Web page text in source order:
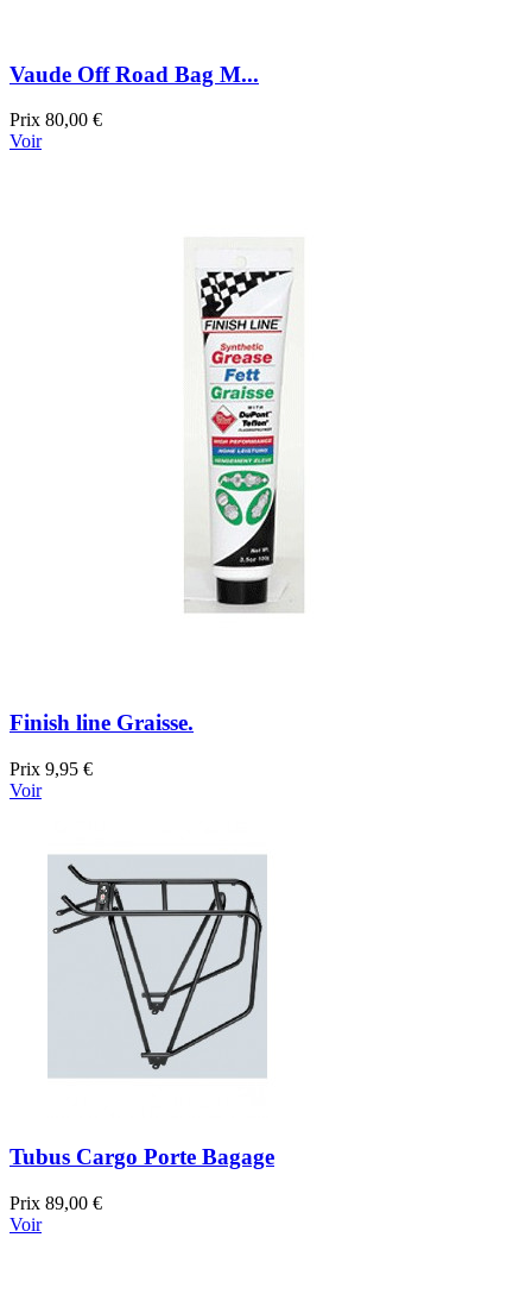
Vaude Off Road Bag M...
Prix 80,00 €
Voir
Finish line Graisse.
Prix 9,95 €
Voir
Tubus Cargo Porte Bagage
Prix 89,00 €
Voir